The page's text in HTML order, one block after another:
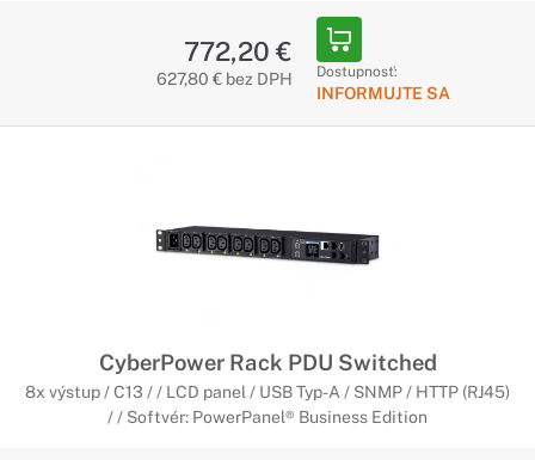
772,20 €
627,80 € bez DPH Dostupnosť:
INFORMUJTE SA
CyberPower Rack PDU Switched
8x výstup / C13 / / LCD panel / USB Typ-A / SNMP / HTTP (RJ45)
/ / Softvér: PowerPanel® Business Edition